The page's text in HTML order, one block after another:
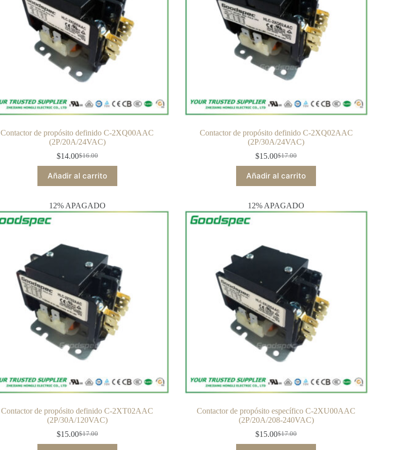
Contactor de propósito definido C-2XQ00AAC
(2P/20A/24VAC)
$16.00
$14.00
Añadir al carrito
Contactor de propósito definido C-2XQ02AAC
(2P/30A/24VAC)
$17.00
$15.00
Añadir al carrito
12% APAGADO
Contactor de propósito definido C-2XT02AAC
(2P/30A/120VAC)
$17.00
$15.00
12% APAGADO
Contactor de propósito específico C-2XU00AAC
(2P/20A/208-240VAC)
$17.00
$15.00